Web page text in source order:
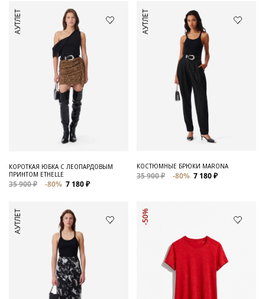
АУТЛЕТ
КОРОТКАЯ ЮБКА С ЛЕОПАРДОВЫМ
ПРИНТОМ ETHELLE
35 900 ₽ -80% 7 180 ₽
АУТЛЕТ
КОСТЮМНЫЕ БРЮКИ MARONA
35 900 ₽ -80% 7 180 ₽
АУТЛЕТ -50%